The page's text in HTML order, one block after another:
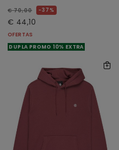
€ 70,00 37%
€ 44,10
OFERTAS
DUPLA PROMO 10% EXTRA